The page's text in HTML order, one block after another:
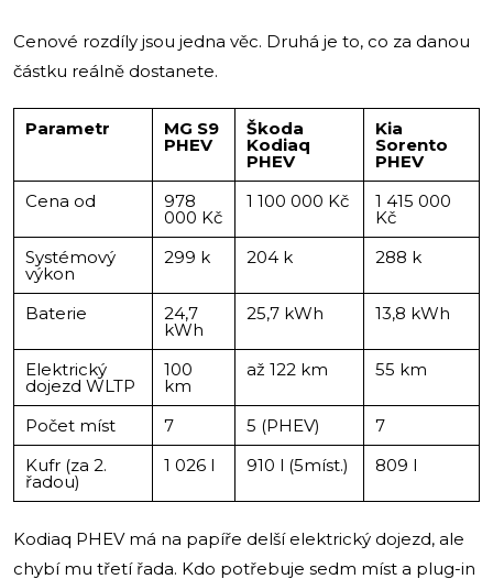
Cenové rozdíly jsou jedna věc. Druhá je to, co za danou
částku reálně dostanete.
Parametr MG S9
PHEV
Škoda
Kodiaq
PHEV
Kia
Sorento
PHEV
Cena od
978
000 Kč
1 100 000 Kč 1 415 000
Kč
Systémový
výkon
299 k 204 k 288 k
Baterie 24,7
kWh
25,7 kWh 13,8 kWh
Elektrický
dojezd WLTP
100
km
až 122 km 55 km
Počet míst 7 5 (PHEV)
7
Kufr (za 2.
řadou)
1 026 l 910 l (5míst.) 809 l
Kodiaq PHEV má na papíře delší elektrický dojezd, ale
chybí mu třetí řada. Kdo potřebuje sedm míst a plug-in